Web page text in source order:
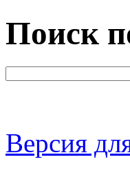
Поиск
Версия